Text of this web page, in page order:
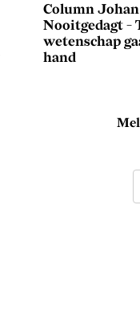
Column
Nooitgedagt -
wetenschap
hand